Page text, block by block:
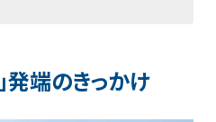
発端のきっかけ